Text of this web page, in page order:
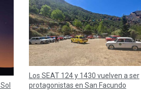
Los SEAT 124 y 1430 vuelven a ser
protagonistas en San Facundo